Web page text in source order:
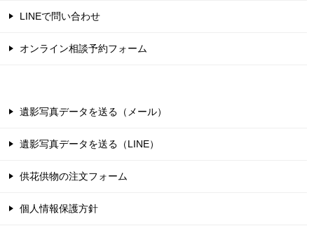
LINEで問い合わせ
オンライン相談予約フォーム
遺影写真データを送る（メール）
遺影写真データを送る（LINE）
供花供物の注文フォーム
個人情報保護方針